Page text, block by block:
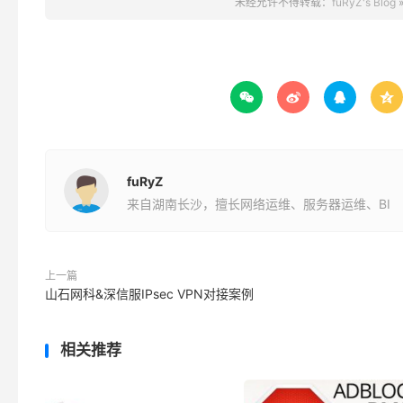
   
fuRyZ
来自湖南长沙，擅长网络运维、服务器运维、BI
上一篇
山石网科&深信服IPsec VPN对接案例
相关推荐